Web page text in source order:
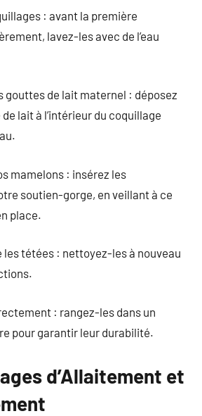
: avant la première
lavez-les avec de l’eau
gouttes de lait maternel : déposez
lait à l’intérieur du coquillage
mamelons : insérez les
soutien-gorge, en veillant à ce
place.
tétées : nettoyez-les à nouveau
: rangez-les dans un
pour garantir leur durabilité.
d’Allaitement et